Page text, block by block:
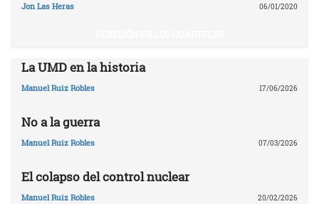
Jon Las Heras 06/01/2020
La UMD en la historia
Manuel Ruiz Robles 17/06/2026
No a la guerra
Manuel Ruiz Robles 07/03/2026
El colapso del control nuclear
Manuel Ruiz Robles 20/02/2026